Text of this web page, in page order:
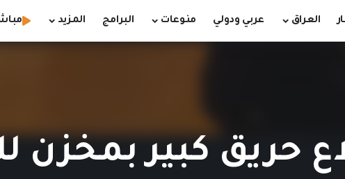
العراق عربي ودولي منوعات البرامج المزيد
حريق كبير بمخزن